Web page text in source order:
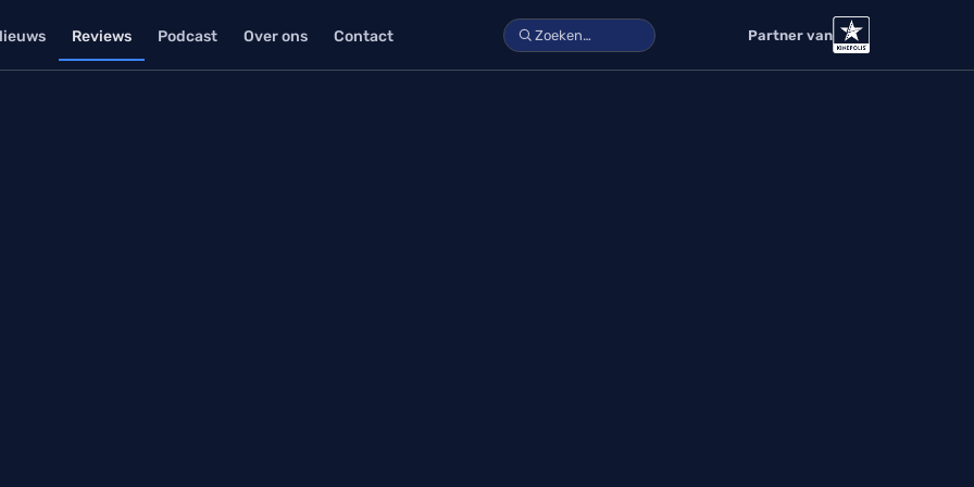
Reviews Podcast Over ons Contact Partner van